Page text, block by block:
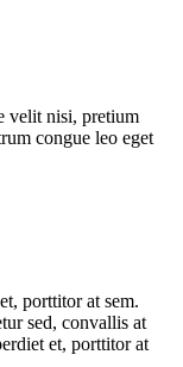
velit nisi, pretium
congue leo eget
porttitor at sem.
sed, convallis at
et, porttitor at